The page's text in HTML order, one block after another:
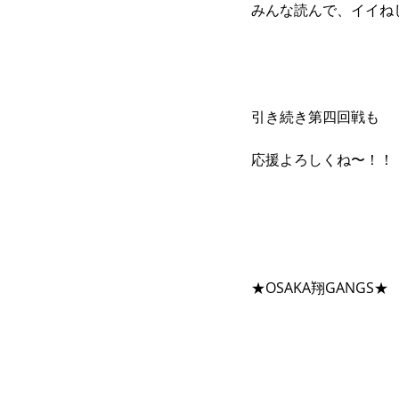
みんな読んで、イイね
引き続き第四回戦も
応援よろしくね〜！！
★OSAKA翔GANGS★